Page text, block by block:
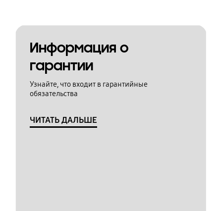
Информация о
гарантии
Узнайте, что входит в гарантийные
обязательства
ЧИТАТЬ ДАЛЬШЕ